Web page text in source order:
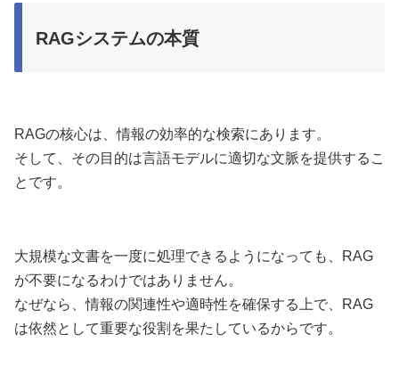
RAGシステムの本質
RAGの核心は、情報の効率的な検索にあります。
そして、その目的は言語モデルに適切な文脈を提供するこ
とです。
大規模な文書を一度に処理できるようになっても、RAG
が不要になるわけではありません。
なぜなら、情報の関連性や適時性を確保する上で、RAG
は依然として重要な役割を果たしているからです。